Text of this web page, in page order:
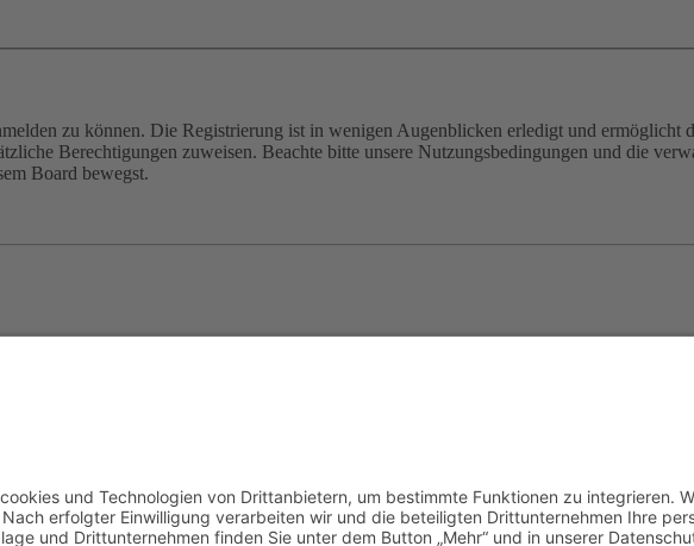
zu können. Die Registrierung ist in wenigen Augenblicken erledigt und
Berechtigungen zuweisen. Beachte bitte unsere Nutzungsbedingungen und die
Board bewegst.